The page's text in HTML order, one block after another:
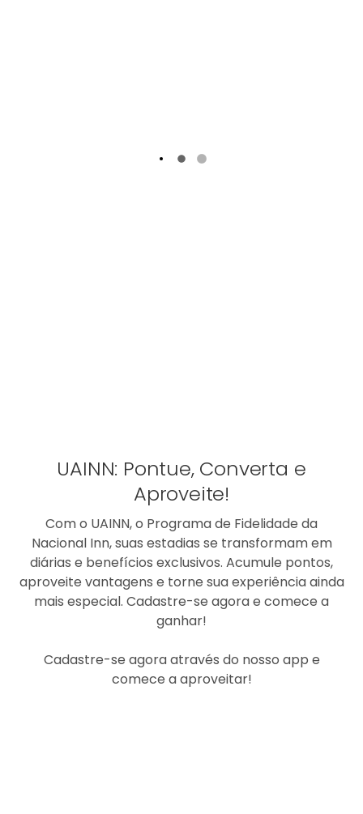
UAINN: Pontue, Converta e
Aproveite!
Com o UAINN, o Programa de Fidelidade da
Nacional Inn, suas estadias se transformam em
diárias e benefícios exclusivos. Acumule pontos,
aproveite vantagens e torne sua experiência ainda
mais especial. Cadastre-se agora e comece a
ganhar!
Cadastre-se agora através do nosso app e
comece a aproveitar!